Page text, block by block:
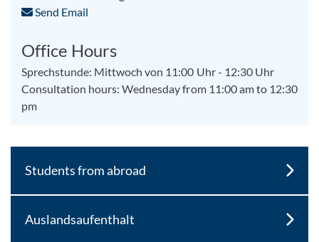
Send Email
Office Hours
Sprechstunde: Mittwoch von 11:00 Uhr - 12:30 Uhr
Consultation hours: Wednesday from 11:00 am to 12:30
pm
Students from abroad
Auslandsaufenthalt